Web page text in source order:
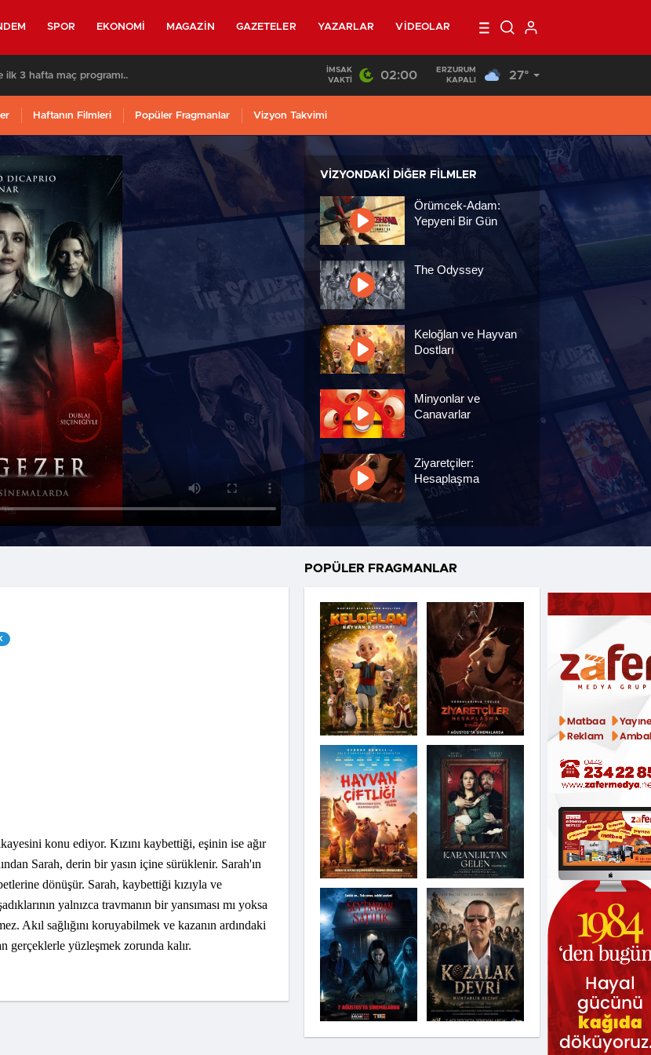
SPOR EKONOMI MAGAZIN GAZETELER YAZARLAR VIDEOLAR
ilk 3 hafta maç programı.. 17:20 / Erzurum’da çocuklarıyla balkona çıkan uzaklaştırma
İMSAK
VAKTI
02:00
ERZURUM
KAPALI
27°
Haftanın Filmleri Popüler Fragmanlar Vizyon Takvimi
VIZYONDAKI DIĞER FILMLER
Örümcek-Adam:
Yepyeni Bir Gün
The Odyssey
Keloğlan ve Hayvan
Dostları
Minyonlar ve
Canavarlar
Ziyaretçiler:
Hesaplaşma
Nasreddin Hoca:
Zaman Yolcusu 4
Hayvan Çiftliği
Karanlıktan Gelen
Şeytandan Satılık
Kozalak Devri
Moana
konu ediyor. Kızını kaybettiği, eşinin ise ağır
Sarah, derin bir yasın içine sürüklenir. Sarah'ın
dönüşür. Sarah, kaybettiği kızıyla ve
yalnızca travmanın bir yansıması mı yoksa
Akıl sağlığını koruyabilmek ve kazanın ardındaki
gerçeklerle yüzleşmek zorunda kalır.
POPÜLER FRAGMANLAR